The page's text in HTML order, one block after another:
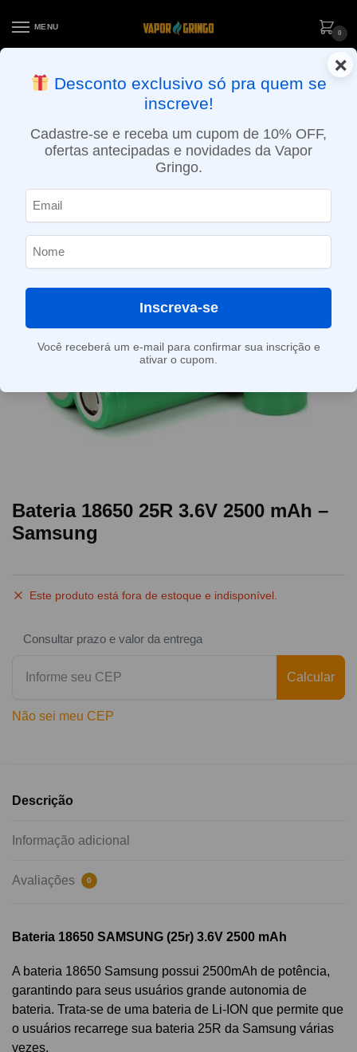
MENU
0
ENTREGA NO MESMO DIA EM SÃO PAULO (SEG A SEX): PEDIDOS
APROVADOS ATÉ 15:30 VIA MOTOBOY
Bateria 18650 25R 3.6V 2500 mAh –
Samsung
Este produto está fora de estoque e indisponível.
Consultar prazo e valor da entrega
Calcular
Não sei meu CEP
Descrição
Informação adicional
Avaliações 0
Bateria 18650 SAMSUNG (25r) 3.6V 2500 mAh
A bateria 18650 Samsung possui 2500mAh de potência,
garantindo para seus usuários grande autonomia de
bateria. Trata-se de uma bateria de Li-ION que permite que
o usuários recarrege sua bateria 25R da Samsung várias
vezes.
×
Desconto exclusivo só pra quem se
inscreve!
Cadastre-se e receba um cupom de 10% OFF,
ofertas antecipadas e novidades da Vapor
Gringo.
Inscreva-se
Você receberá um e-mail para confirmar sua inscrição e
ativar o cupom.